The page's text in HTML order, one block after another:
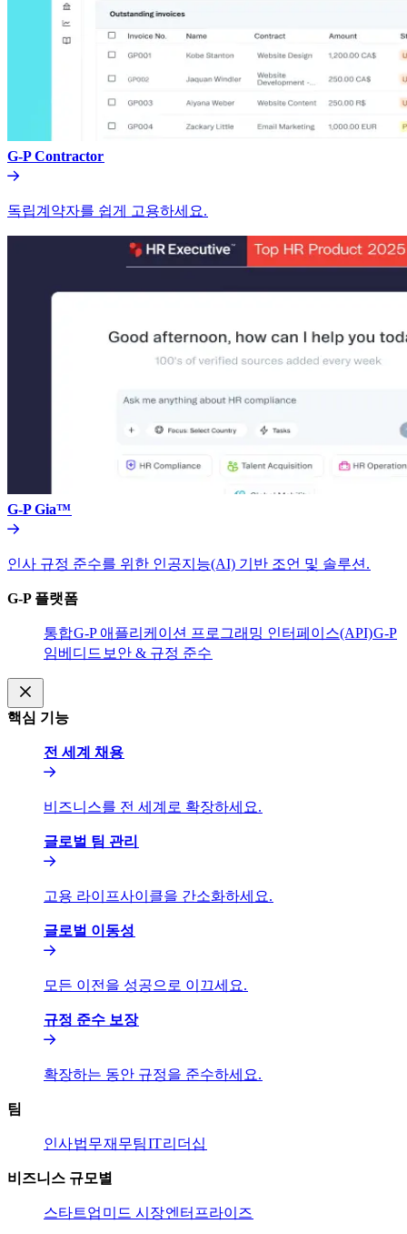
G-P Contractor​​
독립계약자를 쉽게 고용하세요.​​
G-P Gia™​​
인사 규정 준수를 위한 인공지능(AI) 기반 조언 및 솔루션.​​
G-P 플랫폼​​
통합​​G-P 애플리케이션 프로그래밍 인터페이스(API)​​G-P
임베디드​​ 보안 & 규정 준수​​
핵심 기능​​
전 세계 채용​​
비즈니스를 전 세계로 확장하세요.​​
글로벌 팀 관리​​
고용 라이프사이클을 간소화하세요.​​
글로벌 이동성​​
모든 이전을 성공으로 이끄세요.​​
규정 준수 보장​​
확장하는 동안 규정을 준수하세요.​​
팀​​
인사​​법무​​재무팀​​IT​​리더십​​
비즈니스 규모별​​
스타트업​​ 미드 시장​​엔터프라이즈​​